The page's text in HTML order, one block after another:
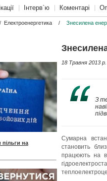
Інтерв`ю Коментарі
/ Електроенергетика / Знесилена
на
18 Травня 2013
З
Сумарна
становить
працюють на